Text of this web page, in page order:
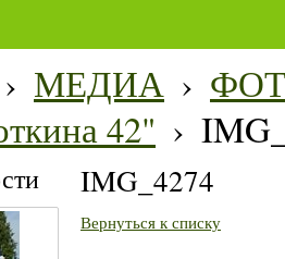
› МЕДИА ›
42" ›
IMG_4274
Вернуться к списку